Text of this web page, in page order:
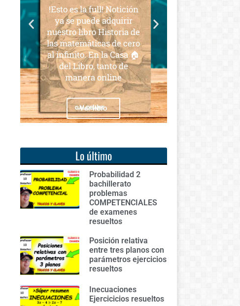
!Esto es la full! Notición
ya se puede adquirir
nuestro libro Historia de
las matemáticas de cero
al infinito. En la Casa 🏠
del Libro, tanto de
manera online
Ver libro
Notición!! Ya se puede
adquirir nuestro segundo
libro: Unas matemáticas
Lo último
Probabilidad 2
bachillerato
problemas
COMPETENCIALES
de examenes
resueltos
Posición relativa
entre tres planos con
parámetros ejercicios
resueltos
Inecuaciones
Ejercicicios resueltos